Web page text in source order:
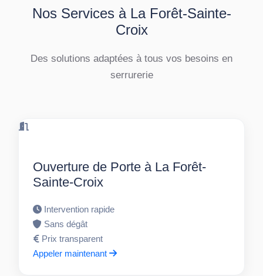
Nos Services à La Forêt-Sainte-
Croix
Des solutions adaptées à tous vos besoins en
serrurerie
Ouverture de Porte à La Forêt-
Sainte-Croix
Intervention rapide
Sans dégât
Prix transparent
Appeler maintenant